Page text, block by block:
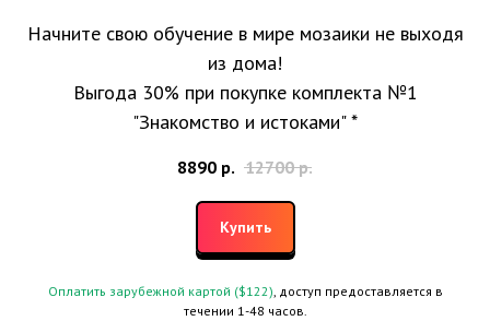
Начните свою обучение в мире мозаики не выходя
из дома!
Выгода 30% при покупке комплекта №1
"Знакомство и истоками" *
8890 р. 12700 р.
Купить
Оплатить зарубежной картой ($122), доступ предоставляется в
течении 1-48 часов.